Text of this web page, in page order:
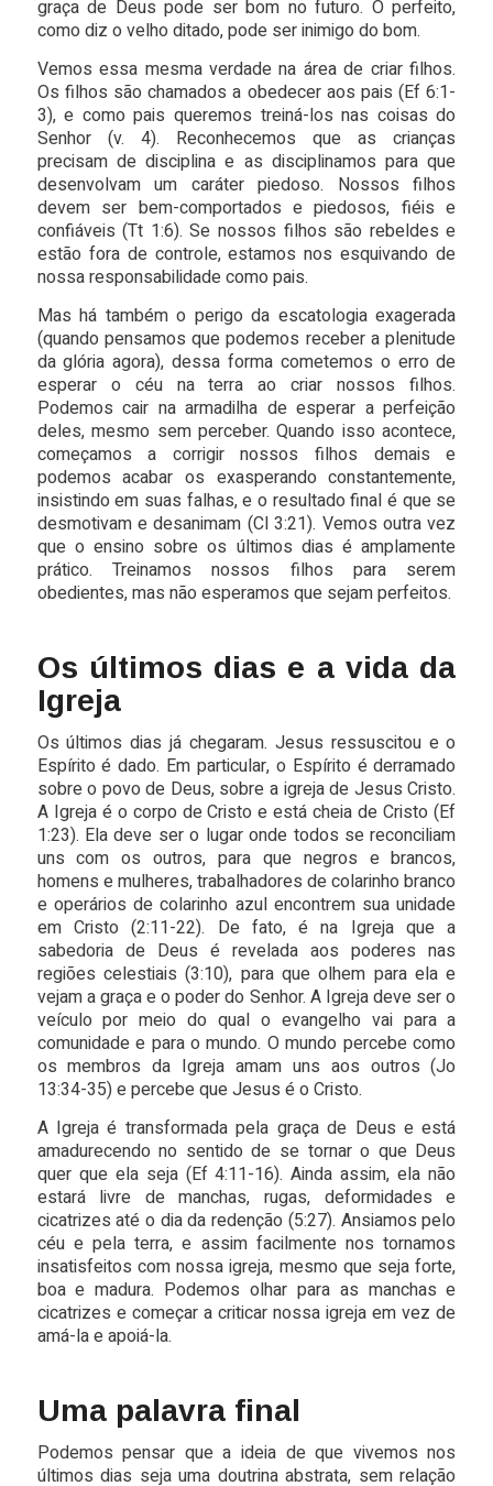
graça de Deus pode ser bom no futuro. O perfeito,
como diz o velho ditado, pode ser inimigo do bom.
Vemos essa mesma verdade na área de criar filhos.
Os filhos são chamados a obedecer aos pais (Ef 6:1-
3), e como pais queremos treiná-los nas coisas do
Senhor (v. 4). Reconhecemos que as crianças
precisam de disciplina e as disciplinamos para que
desenvolvam um caráter piedoso. Nossos filhos
devem ser bem-comportados e piedosos, fiéis e
confiáveis (Tt 1:6). Se nossos filhos são rebeldes e
estão fora de controle, estamos nos esquivando de
nossa responsabilidade como pais.
Mas há também o perigo da escatologia exagerada
(quando pensamos que podemos receber a plenitude
da glória agora), dessa forma cometemos o erro de
esperar o céu na terra ao criar nossos filhos.
Podemos cair na armadilha de esperar a perfeição
deles, mesmo sem perceber. Quando isso acontece,
começamos a corrigir nossos filhos demais e
podemos acabar os exasperando constantemente,
insistindo em suas falhas, e o resultado final é que se
desmotivam e desanimam (Cl 3:21). Vemos outra vez
que o ensino sobre os últimos dias é amplamente
prático. Treinamos nossos filhos para serem
obedientes, mas não esperamos que sejam perfeitos.
Os últimos dias e a vida da
Igreja
Os últimos dias já chegaram. Jesus ressuscitou e o
Espírito é dado. Em particular, o Espírito é derramado
sobre o povo de Deus, sobre a igreja de Jesus Cristo.
A Igreja é o corpo de Cristo e está cheia de Cristo (Ef
1:23). Ela deve ser o lugar onde todos se reconciliam
uns com os outros, para que negros e brancos,
homens e mulheres, trabalhadores de colarinho branco
e operários de colarinho azul encontrem sua unidade
em Cristo (2:11-22). De fato, é na Igreja que a
sabedoria de Deus é revelada aos poderes nas
regiões celestiais (3:10), para que olhem para ela e
vejam a graça e o poder do Senhor. A Igreja deve ser o
veículo por meio do qual o evangelho vai para a
comunidade e para o mundo. O mundo percebe como
os membros da Igreja amam uns aos outros (Jo
13:34-35) e percebe que Jesus é o Cristo.
A Igreja é transformada pela graça de Deus e está
amadurecendo no sentido de se tornar o que Deus
quer que ela seja (Ef 4:11-16). Ainda assim, ela não
estará livre de manchas, rugas, deformidades e
cicatrizes até o dia da redenção (5:27). Ansiamos pelo
céu e pela terra, e assim facilmente nos tornamos
insatisfeitos com nossa igreja, mesmo que seja forte,
boa e madura. Podemos olhar para as manchas e
cicatrizes e começar a criticar nossa igreja em vez de
amá-la e apoiá-la.
Uma palavra final
Podemos pensar que a ideia de que vivemos nos
últimos dias seja uma doutrina abstrata, sem relação